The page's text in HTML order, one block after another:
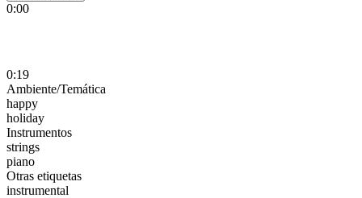
0:00
0:19
Ambiente/Temática
happy
holiday
Instrumentos
strings
piano
Otras etiquetas
instrumental